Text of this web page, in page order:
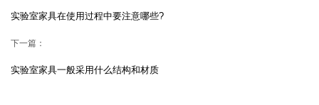
实验室家具在使用过程中要注意哪些?
下一篇：
实验室家具一般采用什么结构和材质